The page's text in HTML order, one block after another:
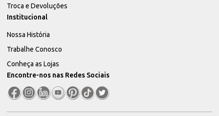
Troca e Devoluções
Institucional
Nossa História
Trabalhe Conosco
Conheça as Lojas
Encontre-nos nas Redes Sociais